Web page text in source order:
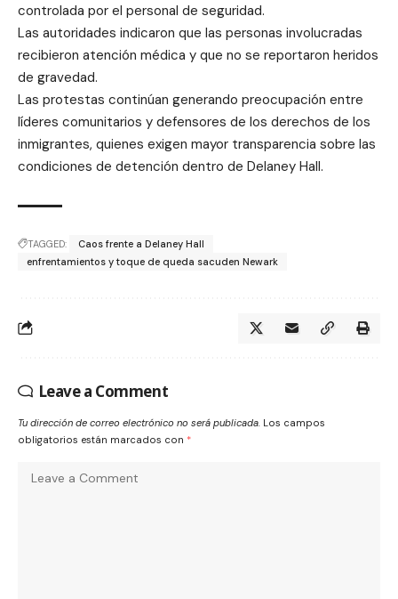
controlada por el personal de seguridad.
Las autoridades indicaron que las personas involucradas
recibieron atención médica y que no se reportaron heridos
de gravedad.
Las protestas continúan generando preocupación entre
líderes comunitarios y defensores de los derechos de los
inmigrantes, quienes exigen mayor transparencia sobre las
condiciones de detención dentro de Delaney Hall.
TAGGED:
Caos frente a Delaney Hall
enfrentamientos y toque de queda sacuden Newark
Leave a Comment
Tu dirección de correo electrónico no será publicada. Los campos
obligatorios están marcados con *